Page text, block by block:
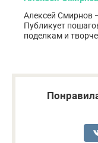
Алексей Смирнов
Публикует
поделкам и